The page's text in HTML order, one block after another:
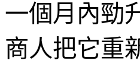
一個月 內勁
商人把它重